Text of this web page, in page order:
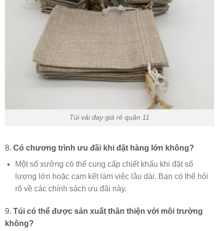
Túi vải đay giá rẻ quận 11
8. Có chương trình ưu đãi khi đặt hàng lớn không?
Một số xưởng có thể cung cấp chiết khấu khi đặt số
lượng lớn hoặc cam kết làm việc lâu dài. Bạn có thể hỏi
rõ về các chính sách ưu đãi này.
9. Túi có thể được sản xuất thân thiện với môi trường
không?